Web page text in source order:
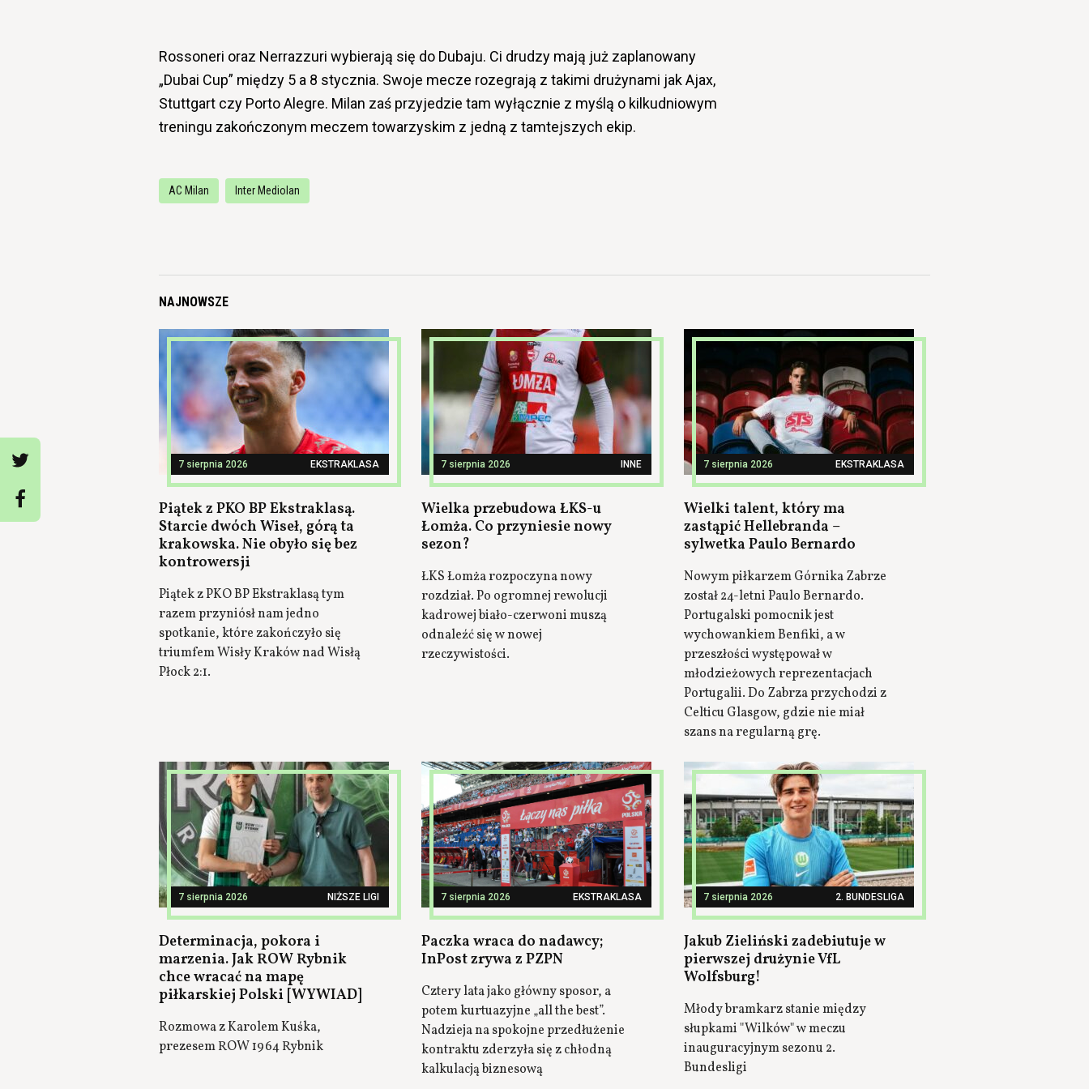
Rossoneri oraz Nerrazzuri wybierają się do Dubaju. Ci drudzy mają już zaplanowany
„Dubai Cup” między 5 a 8 stycznia. Swoje mecze rozegrają z takimi drużynami jak Ajax,
Stuttgart czy Porto Alegre. Milan zaś przyjedzie tam wyłącznie z myślą o kilkudniowym
treningu zakończonym meczem towarzyskim z jedną z tamtejszych ekip.
AC Milan Inter Mediolan
NAJNOWSZE
7 sierpnia 2026 EKSTRAKLASA
Piątek z PKO BP Ekstraklasą.
Starcie dwóch Wiseł, górą ta
krakowska. Nie obyło się bez
kontrowersji
Piątek z PKO BP Ekstraklasą tym
razem przyniósł nam jedno
spotkanie, które zakończyło się
triumfem Wisły Kraków nad Wisłą
Płock 2:1.
7 sierpnia 2026 INNE
Wielka przebudowa ŁKS-u
Łomża. Co przyniesie nowy
sezon?
ŁKS Łomża rozpoczyna nowy
rozdział. Po ogromnej rewolucji
kadrowej biało-czerwoni muszą
odnaleźć się w nowej
rzeczywistości.
7 sierpnia 2026 EKSTRAKLASA
Wielki talent, który ma
zastąpić Hellebranda –
sylwetka Paulo Bernardo
Nowym piłkarzem Górnika Zabrze
został 24-letni Paulo Bernardo.
Portugalski pomocnik jest
wychowankiem Benfiki, a w
przeszłości występował w
młodzieżowych reprezentacjach
Portugalii. Do Zabrza przychodzi z
Celticu Glasgow, gdzie nie miał
szans na regularną grę.
7 sierpnia 2026 NIŻSZE LIGI
Determinacja, pokora i
marzenia. Jak ROW Rybnik
chce wracać na mapę
piłkarskiej Polski [WYWIAD]
Rozmowa z Karolem Kuśka,
prezesem ROW 1964 Rybnik
7 sierpnia 2026 EKSTRAKLASA
Paczka wraca do nadawcy;
InPost zrywa z PZPN
Cztery lata jako główny sposor, a
potem kurtuazyjne „all the best”.
Nadzieja na spokojne przedłużenie
kontraktu zderzyła się z chłodną
kalkulacją biznesową
7 sierpnia 2026 2. BUNDESLIGA
Jakub Zieliński zadebiutuje w
pierwszej drużynie VfL
Wolfsburg!
Młody bramkarz stanie między
słupkami "Wilków" w meczu
inauguracyjnym sezonu 2.
Bundesligi